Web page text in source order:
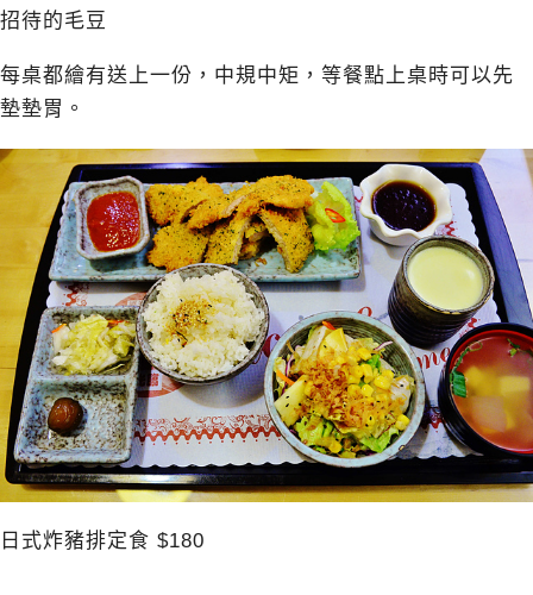
招待的毛豆
每桌都繪有送上一份，中規中矩，等餐點上桌時可以先
墊墊胃。
日式炸豬排定食 $180